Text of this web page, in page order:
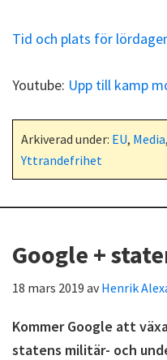
Tid och plats för
Youtube: Upp till kamp
Arkiverad under: EU, Media,
Yttrandefrihet
Google +
18 mars 2019 avHenrik
Kommer Google att
statens militär- och